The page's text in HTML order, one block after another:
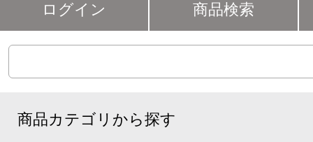
ログイン 商品検索
商品カテゴリから探す